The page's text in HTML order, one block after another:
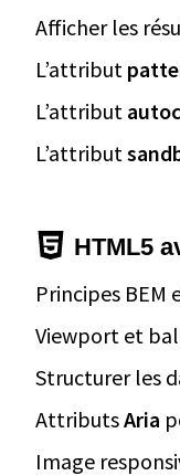
Afficher les
L’attribut
L’attribut
L’attribut
HTML5
Principes BEM
Viewport et
Structurer les
AttributsAria
Image